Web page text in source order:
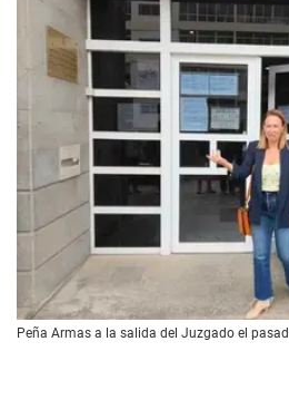
Peña Armas a la salida del Juzgado el